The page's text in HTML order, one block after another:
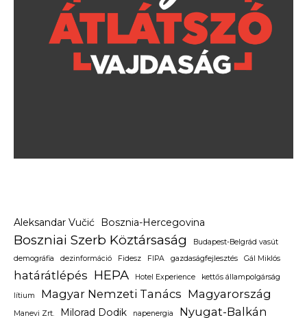
Aleksandar Vučić Bosznia-Hercegovina
Boszniai Szerb Köztársaság
Budapest-Belgrád vasút
demográfia
dezinformáció Fidesz FIPA gazdaságfejlesztés Gál Miklós
határátlépés HEPA Hotel Experience kettős állampolgárság
lítium Magyar Nemzeti Tanács Magyarország
Manevi Zrt. Milorad Dodik napenergia Nyugat-Balkán